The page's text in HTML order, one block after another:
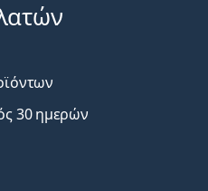
30 ημερών